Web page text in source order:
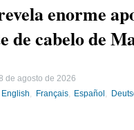
enorme
de cabelo de
de agosto de 2026
English Français Español